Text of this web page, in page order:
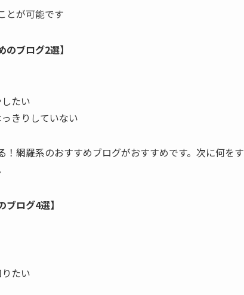
とが可能です
ブログ2選】
たい
きりしていない
！網羅系のおすすめブログがおすすめです。次に何をす
ログ4選】
たい